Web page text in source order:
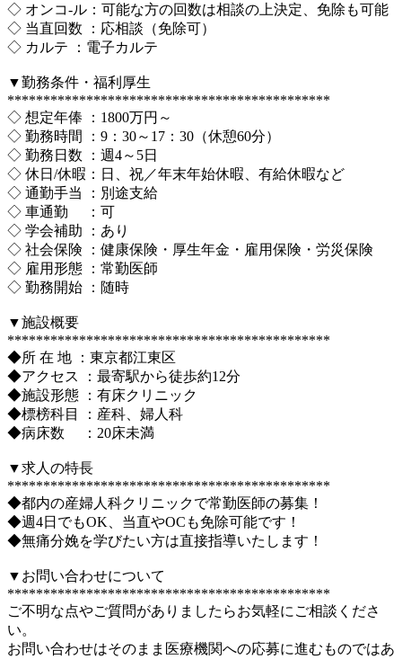
◇ オンコ-ル：可能な方の回数は相談の上決定、免除も可能
◇ 当直回数 ：応相談（免除可）
◇ カルテ ：電子カルテ
▼勤務条件・福利厚生
*********************************************
◇ 想定年俸 ：1800万円～
◇ 勤務時間 ：9：30～17：30（休憩60分）
◇ 勤務日数 ：週4～5日
◇ 休日/休暇：日、祝／年末年始休暇、有給休暇など
◇ 通勤手当 ：別途支給
◇ 車通勤 ：可
◇ 学会補助 ：あり
◇ 社会保険 ：健康保険・厚生年金・雇用保険・労災保険
◇ 雇用形態 ：常勤医師
◇ 勤務開始 ：随時
▼施設概要
*********************************************
◆所 在 地 ：東京都江東区
◆アクセス ：最寄駅から徒歩約12分
◆施設形態 ：有床クリニック
◆標榜科目 ：産科、婦人科
◆病床数 ：20床未満
▼求人の特長
*********************************************
◆都内の産婦人科クリニックで常勤医師の募集！
◆週4日でもOK、当直やOCも免除可能です！
◆無痛分娩を学びたい方は直接指導いたします！
▼お問い合わせについて
*********************************************
ご不明な点やご質問がありましたらお気軽にご相談くださ
い。
お問い合わせはそのまま医療機関への応募に進むものではあ